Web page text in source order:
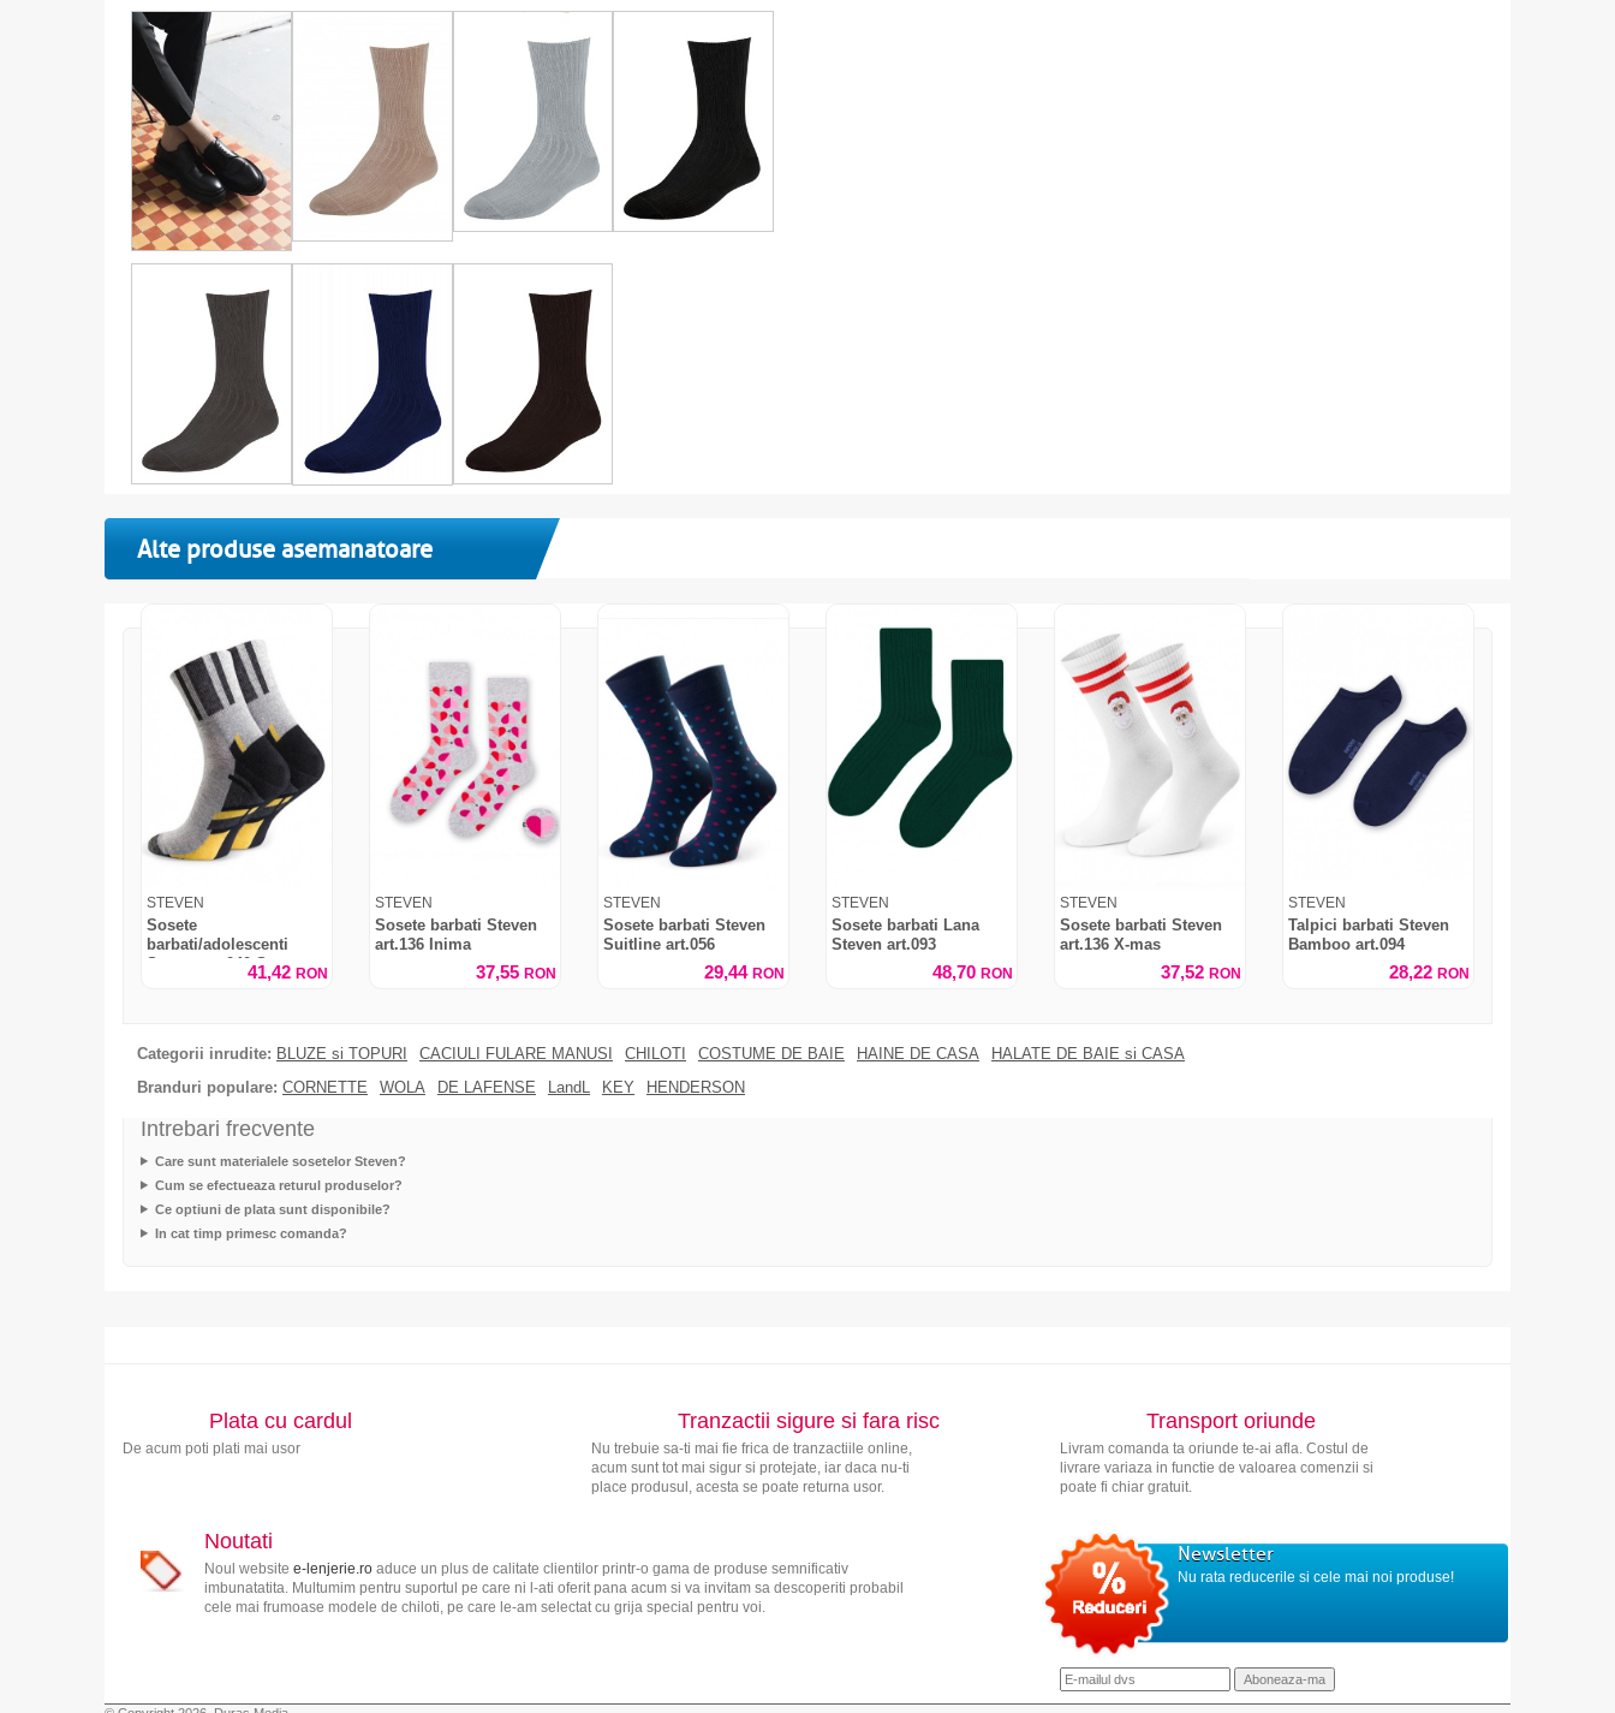
Alte produse asemanatoare
STEVEN
Sosete
barbati/adolescenti
Steven art.040 Sport
41,42 RON
STEVEN
Sosete barbati Steven
art.136 Inima
37,55 RON
STEVEN
Sosete barbati Steven
Suitline art.056
29,44 RON
STEVEN
Sosete barbati Lana
Steven art.093
48,70 RON
STEVEN
Sosete barbati Steven
art.136 X-mas
37,52 RON
STEVEN
Talpici barbati Steven
Bamboo art.094
28,22 RON
Categorii inrudite: BLUZE si TOPURI CACIULI FULARE MANUSI CHILOTI COSTUME DE BAIE HAINE DE CASA
HALATE DE BAIE si CASA
Branduri populare: CORNETTE WOLA DE LAFENSE LandL KEY HENDERSON
Intrebari frecvente
Care sunt materialele sosetelor Steven?
Cum se efectueaza returul produselor?
Ce optiuni de plata sunt disponibile?
In cat timp primesc comanda?
Plata cu cardul
De acum poti plati mai usor
Tranzactii sigure si fara risc
Nu trebuie sa-ti mai fie frica de tranzactiile online,
acum sunt tot mai sigur si protejate, iar daca nu-ti
place produsul, acesta se poate returna usor.
Transport oriunde
Livram comanda ta oriunde te-ai afla. Costul de
livrare variaza in functie de valoarea comenzii si
poate fi chiar gratuit.
Noutati
Noul website e-lenjerie.roaduce un plus de calitate clientilor printr-o gama de produse semnificativ
imbunatatita. Multumim pentru suportul pe care ni l-ati oferit pana acum si va invitam sa descoperiti probabil
cele mai frumoase modele de chiloti, pe care le-am selectat cu grija special pentru voi.
Newsletter
Nu rata reducerile si cele mai noi produse!